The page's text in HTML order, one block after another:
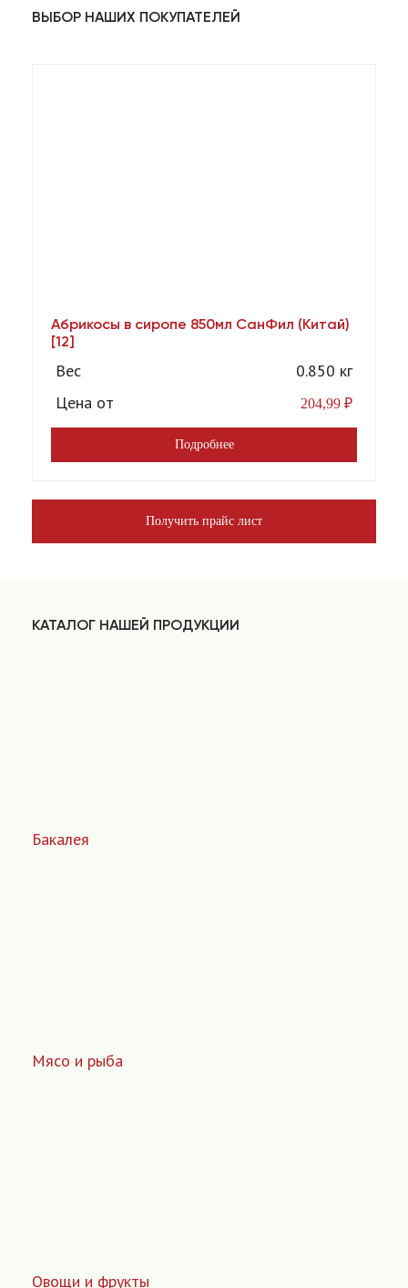
ВЫБОР НАШИХ ПОКУПАТЕЛЕЙ
Абрикосы в сиропе 850мл СанФил (Китай)
[12]
Вес
0.850 кг
Цена от
204,99 ₽
Подробнее
Получить прайс лист
КАТАЛОГ НАШЕЙ ПРОДУКЦИИ
Бакалея
Мясо и рыба
Овощи и фрукты